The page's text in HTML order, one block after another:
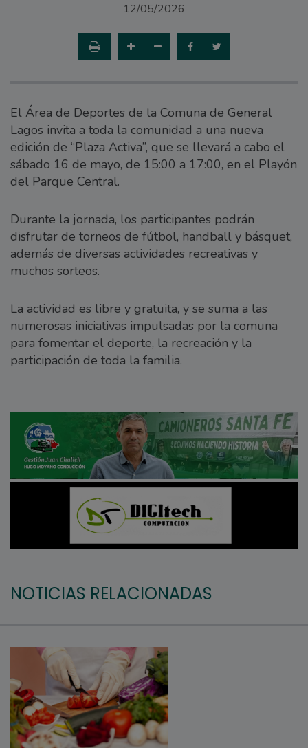
12/05/2026
El Área de Deportes de la Comuna de General
Lagos invita a toda la comunidad a una nueva
edición de “Plaza Activa”, que se llevará a cabo el
sábado 16 de mayo, de 15:00 a 17:00, en el Playón
del Parque Central.
Durante la jornada, los participantes podrán
disfrutar de torneos de fútbol, handball y básquet,
además de diversas actividades recreativas y
muchos sorteos.
La actividad es libre y gratuita, y se suma a las
numerosas iniciativas impulsadas por la comuna
para fomentar el deporte, la recreación y la
participación de toda la familia.
NOTICIAS RELACIONADAS